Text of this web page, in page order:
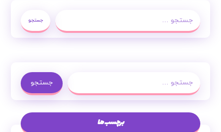
جستجو
جستجو
برچسب ها